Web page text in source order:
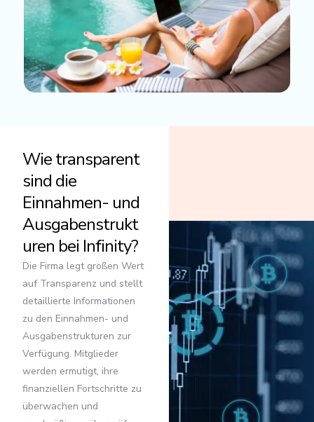
Wie transparent
sind die
Einnahmen- und
Ausgabenstrukt
uren bei Infinity?
Die Firma legt großen Wert
auf Transparenz und stellt
detaillierte Informationen
zu den Einnahmen- und
Ausgabenstrukturen zur
Verfügung. Mitglieder
werden ermutigt, ihre
finanziellen Fortschritte zu
überwachen und